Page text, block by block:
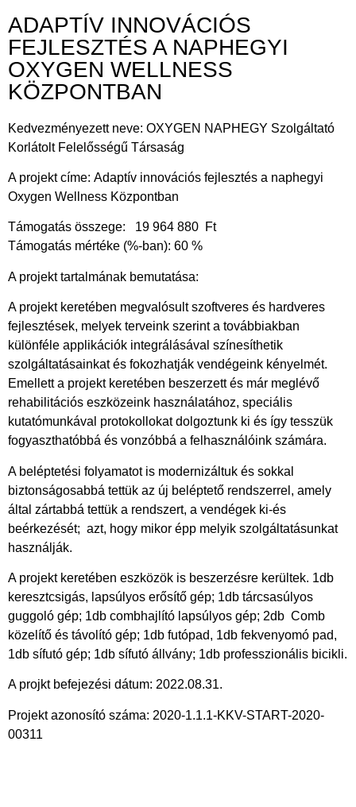
ADAPTÍV INNOVÁCIÓS
FEJLESZTÉS A NAPHEGYI
OXYGEN WELLNESS
KÖZPONTBAN
Kedvezményezett neve: OXYGEN NAPHEGY Szolgáltató
Korlátolt Felelősségű Társaság
A projekt címe: Adaptív innovációs fejlesztés a naphegyi
Oxygen Wellness Központban
Támogatás összege:
19 964 880 Ft
Támogatás mértéke (%-ban): 60 %
A projekt tartalmának bemutatása:
A projekt keretében megvalósult szoftveres és hardveres
fejlesztések, melyek terveink szerint a továbbiakban
különféle applikációk integrálásával színesíthetik
szolgáltatásainkat és fokozhatják vendégeink kényelmét.
Emellett a projekt keretében beszerzett és már meglévő
rehabilitációs eszközeink használatához, speciális
kutatómunkával protokollokat dolgoztunk ki és így tesszük
fogyaszthatóbbá és vonzóbbá a felhasználóink számára.
A beléptetési folyamatot is modernizáltuk és sokkal
biztonságosabbá tettük az új beléptető rendszerrel, amely
által zártabbá tettük a rendszert, a vendégek ki-és
beérkezését; azt, hogy mikor épp melyik szolgáltatásunkat
használják.
A projekt keretében eszközök is beszerzésre kerültek. 1db
keresztcsigás, lapsúlyos erősítő gép; 1db tárcsasúlyos
guggoló gép; 1db combhajlító lapsúlyos gép; 2db Comb
közelítő és távolító gép; 1db futópad, 1db fekvenyomó pad,
1db sífutó gép; 1db sífutó állvány; 1db professzionális bicikli.
A projkt befejezési dátum: 2022.08.31.
Projekt azonosító száma: 2020-1.1.1-KKV-START-2020-
00311